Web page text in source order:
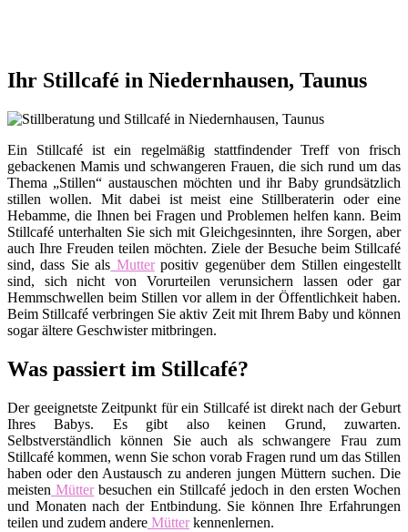
Ihr Stillcafé in Niedernhausen, Taunus
Ein Stillcafé ist ein regelmäßig stattfindender Treff von frisch
gebackenen Mamis und schwangeren Frauen, die sich rund um das
Thema „Stillen“ austauschen möchten und ihr Baby grundsätzlich
stillen wollen. Mit dabei ist meist eine Stillberaterin oder eine
Hebamme, die Ihnen bei Fragen und Problemen helfen kann. Beim
Stillcafé unterhalten Sie sich mit Gleichgesinnten, ihre Sorgen, aber
auch Ihre Freuden teilen möchten. Ziele der Besuche beim Stillcafé
sind, dass Sie als Mutterpositiv gegenüber dem Stillen eingestellt
sind, sich nicht von Vorurteilen verunsichern lassen oder gar
Hemmschwellen beim Stillen vor allem in der Öffentlichkeit haben.
Beim Stillcafé verbringen Sie aktiv Zeit mit Ihrem Baby und können
sogar ältere Geschwister mitbringen.
Was passiert im Stillcafé?
Der geeignetste Zeitpunkt für ein Stillcafé ist direkt nach der Geburt
Ihres Babys. Es gibt also keinen Grund, zuwarten.
Selbstverständlich können Sie auch als schwangere Frau zum
Stillcafé kommen, wenn Sie schon vorab Fragen rund um das Stillen
haben oder den Austausch zu anderen jungen Müttern suchen. Die
meisten Mütterbesuchen ein Stillcafé jedoch in den ersten Wochen
und Monaten nach der Entbindung. Sie können Ihre Erfahrungen
teilen und zudem andere Mütterkennenlernen.